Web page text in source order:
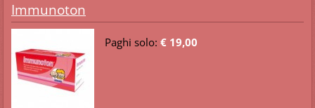
Immunoton
Paghi solo: € 19,00